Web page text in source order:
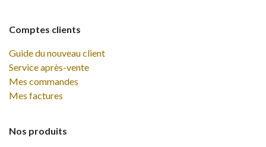
Comptes clients
Guide du nouveau client
Service après-vente
Mes commandes
Mes factures
Nos produits